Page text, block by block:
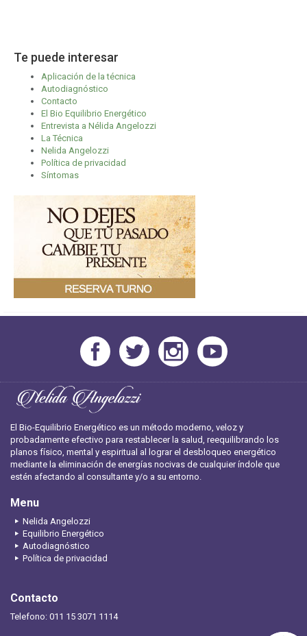
Te puede interesar
Aplicación de la técnica
Autodiagnóstico
Contacto
El Bio Equilibrio Energético
Entrevista a Nélida Angelozzi
La Técnica
Nelida Angelozzi
Política de privacidad
Síntomas
El Bio-Equilibrio Energético es un método moderno, veloz y
probadamente efectivo para restablecer la salud, reequilibrando los
planos físico, mental y espiritual al lograr el desbloqueo energético
mediante la eliminación de energías nocivas de cualquier índole que
estén afectando al consultante y/o a su entorno.
Menu
Nelida Angelozzi
Equilibrio Energético
Autodiagnóstico
Política de privacidad
Contacto
Telefono: 011 15 3071 1114